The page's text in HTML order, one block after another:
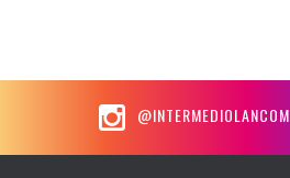
@INTERMEDIOLANCOM